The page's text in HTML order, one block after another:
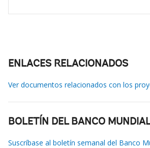
ENLACES RELACIONADOS
Ver documentos relacionados con los
BOLETÍN DEL BANCO
Suscríbase al boletín semanal del Banco